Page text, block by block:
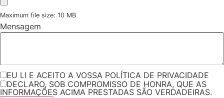
Maximum file size: 10 MB
Mensagem
EU LI E ACEITO A VOSSA POLÍTICA DE PRIVACIDADE
DECLARO, SOB COMPROMISSO DE HONRA, QUE AS
INFORMAÇÕES ACIMA PRESTADAS SÃO VERDADEIRAS.